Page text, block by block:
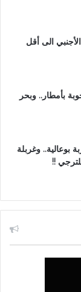
الى أقل
بأمطار.. وبحر
بوعالية.. وغربلة
!!